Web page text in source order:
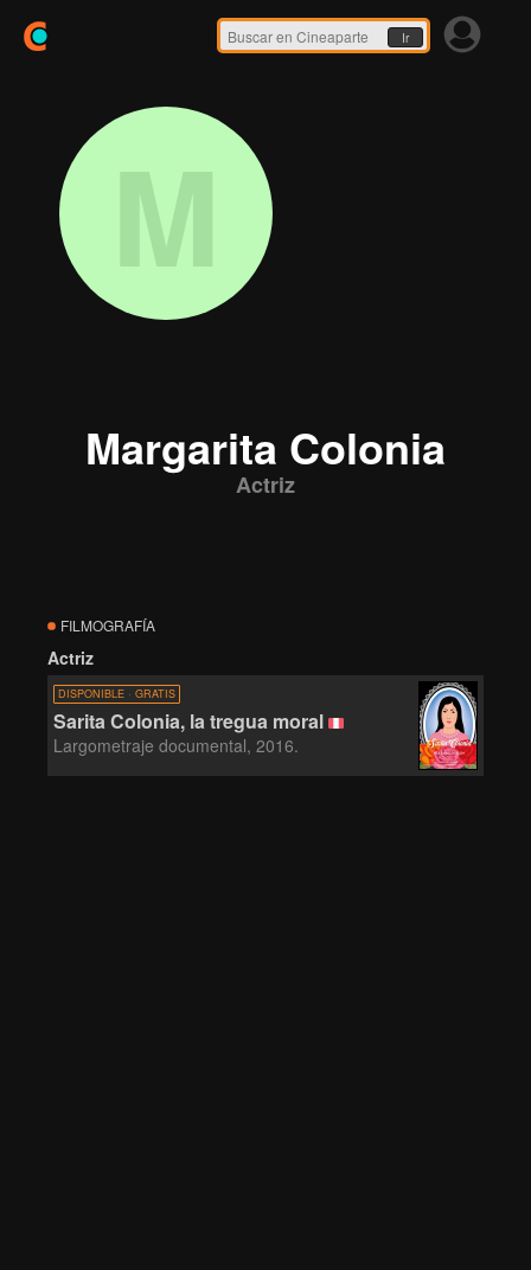
Ir
M
Margarita Colonia
Actriz
FILMOGRAFÍA
Actriz
DISPONIBLE · GRATIS
Sarita Colonia, la tregua moral
Largometraje documental, 2016.